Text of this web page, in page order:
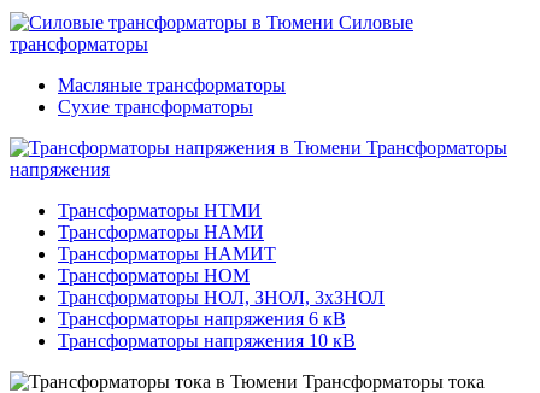
Силовые
трансформаторы
Масляные трансформаторы
Сухие трансформаторы
Трансформаторы
напряжения
Трансформаторы НТМИ
Трансформаторы НАМИ
Трансформаторы НАМИТ
Трансформаторы НОМ
Трансформаторы НОЛ, ЗНОЛ, 3хЗНОЛ
Трансформаторы напряжения 6 кВ
Трансформаторы напряжения 10 кВ
Трансформаторы тока